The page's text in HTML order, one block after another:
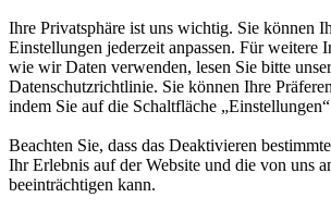
Ihre Privatsphäre ist uns wichtig. Sie können
Einstellungen jederzeit anpassen. Für weitere
wie wir Daten verwenden, lesen Sie bitte
Datenschutzrichtlinie. Sie können Ihre
indem Sie auf die Schaltfläche
Beachten Sie, dass das Deaktivieren
Ihr Erlebnis auf der Website und die von uns
beeinträchtigen kann.